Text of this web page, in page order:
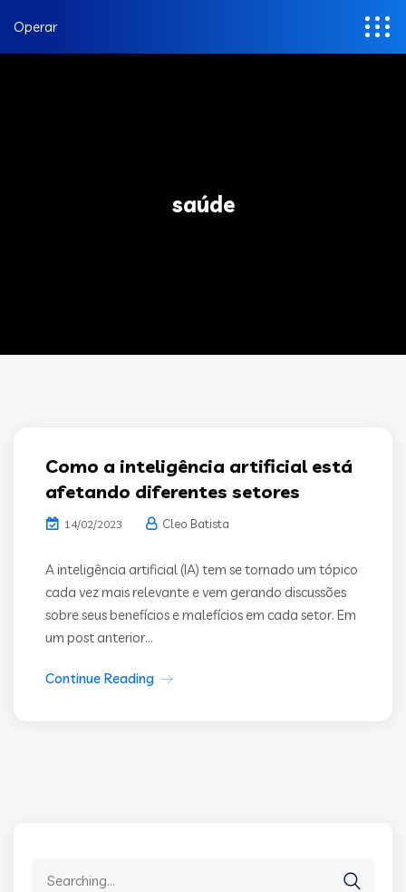
Operar
saúde
Como a inteligência artificial está
afetando diferentes setores
14/02/2023 Cleo Batista
A inteligência artificial (IA) tem se tornado um tópico
cada vez mais relevante e vem gerando discussões
sobre seus benefícios e malefícios em cada setor. Em
um post anterior...
Continue Reading